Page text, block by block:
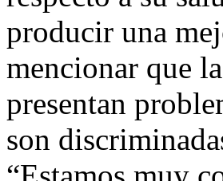
producir una
mencionar que
presentan
son